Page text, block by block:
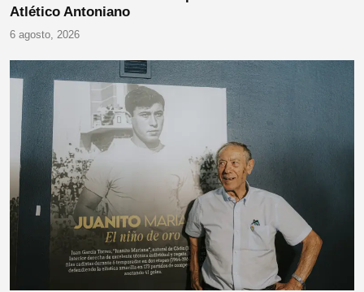
Atlético Antoniano
6 agosto, 2026